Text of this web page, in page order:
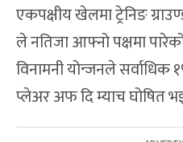
एकपक्षीय खेलमा ट्रेनिङ
ले नतिजा आफ्नो पक्षमा
विनामनी योन्जनले सर्वाधिक
प्लेअर अफ दि म्याच घोषित